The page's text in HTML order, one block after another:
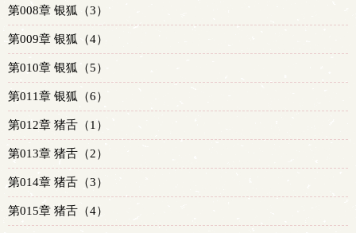
第008章 银狐（3）
第009章 银狐（4）
第010章 银狐（5）
第011章 银狐（6）
第012章 猪舌（1）
第013章 猪舌（2）
第014章 猪舌（3）
第015章 猪舌（4）